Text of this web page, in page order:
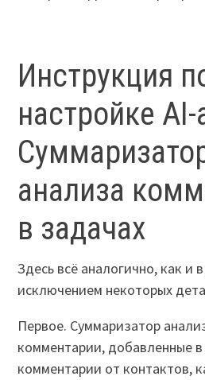
Инструкция
настройке AI-
анализа
в задачах
Здесь всё аналогично, как и
исключением некоторых
Первое. Суммаризатор
комментарии, добавленные в
комментарии от контактов,